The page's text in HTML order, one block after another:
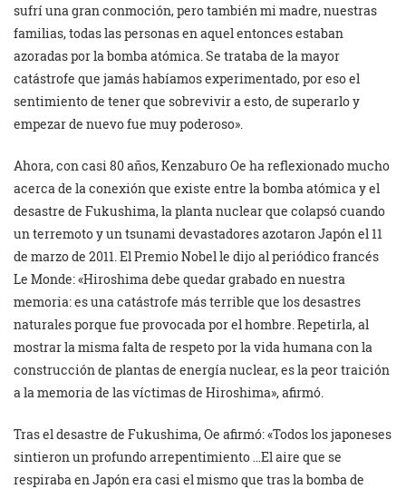
sufrí una gran conmoción, pero también mi madre, nuestras
familias, todas las personas en aquel entonces estaban
azoradas por la bomba atómica. Se trataba de la mayor
catástrofe que jamás habíamos experimentado, por eso el
sentimiento de tener que sobrevivir a esto, de superarlo y
empezar de nuevo fue muy poderoso».
Ahora, con casi 80 años, Kenzaburo Oe ha reflexionado mucho
acerca de la conexión que existe entre la bomba atómica y el
desastre de Fukushima, la planta nuclear que colapsó cuando
un terremoto y un tsunami devastadores azotaron Japón el 11
de marzo de 2011. El Premio Nobel le dijo al periódico francés
Le Monde: «Hiroshima debe quedar grabado en nuestra
memoria: es una catástrofe más terrible que los desastres
naturales porque fue provocada por el hombre. Repetirla, al
mostrar la misma falta de respeto por la vida humana con la
construcción de plantas de energía nuclear, es la peor traición
a la memoria de las víctimas de Hiroshima», afirmó.
Tras el desastre de Fukushima, Oe afirmó: «Todos los japoneses
sintieron un profundo arrepentimiento …El aire que se
respiraba en Japón era casi el mismo que tras la bomba de